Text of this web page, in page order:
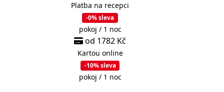
Platba na recepci
-0% sleva
pokoj / 1 noc
od 1782 Kč
Kartou online
-10% sleva
pokoj / 1 noc